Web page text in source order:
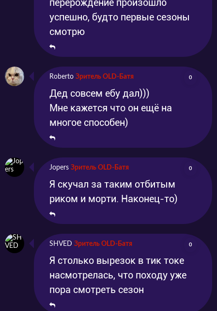
перерождение произошло
успешно, будто первые сезоны
смотрю
Roberto Зритель OLD-Батя 0
Дед совсем ебу дал)))
Мне кажется что он ещё на
многое способен)
Jopers Зритель OLD-Батя 0
Я скучал за таким отбитым
риком и морти. Наконец-то)
SHVED Зритель OLD-Батя 0
Я столько вырезок в тик токе
насмотрелась, что походу уже
пора смотреть сезон